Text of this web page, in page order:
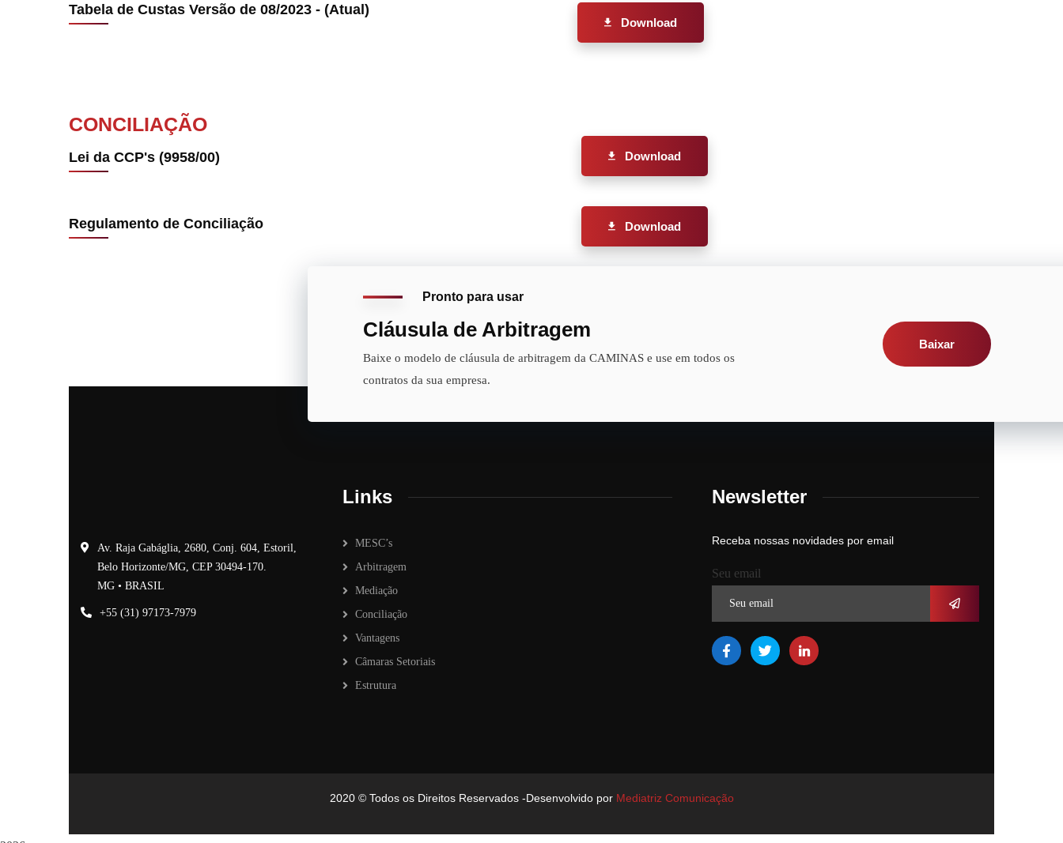
Tabela de Custas Versão de 08/2023 - (Atual)
Download
CONCILIAÇÃO
Lei da CCP's (9958/00) Download
Regulamento de Conciliação Download
Pronto para usar
Cláusula de Arbitragem
Baixe o modelo de cláusula de arbitragem da CAMINAS e use em todos os
contratos da sua empresa.
Baixar
Av. Raja Gabáglia, 2680, Conj. 604, Estoril,
Belo Horizonte/MG, CEP 30494-170.
MG • BRASIL
+55 (31) 97173-7979
Links
MESC’s
Arbitragem
Mediação
Conciliação
Vantagens
Câmaras Setoriais
Estrutura
Newsletter
Receba nossas novidades por email
Seu email
2020© Todos os Direitos Reservados -Desenvolvido por Mediatriz Comunicação